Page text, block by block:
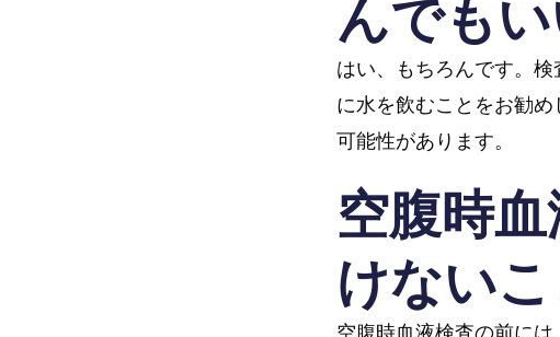
んでも
はい、もちろんです。
に水を飲むことをお勧
可能性があります。
空腹時
けない